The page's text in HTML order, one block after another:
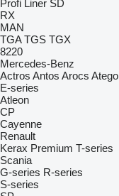
Profi Liner SD
RX
MAN
TGA TGS TGX
8220
Mercedes-Benz
Actros Antos Arocs Atego
E-series
Atleon
CP
Cayenne
Renault
Kerax Premium T-series
Scania
G-series R-series
S-series